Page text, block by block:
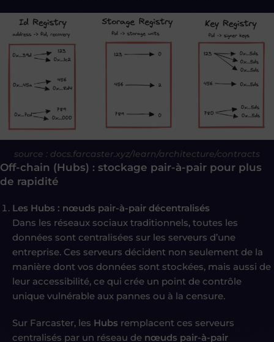
source : docs.farcaster.xyz/learn/architecture/contracts
Off-chain (Hubs) : stockage pair-à-pair pour plus
de rapidité
Les Hubs : nœuds pair-à-pair décentralisés
Dans les réseaux sociaux traditionnels, toutes les
données sont centralisées sur les serveurs d’une
entreprise. Ces serveurs décident non seulement de la
manière dont vos données sont stockées, mais aussi de
leur accessibilité, ce qui crée un point de contrôle
unique vulnérable aux pannes ou à la censure.
Sur Farcaster, les Hubs remplacent ces serveurs
centralisés par un réseau de nœuds pair-à-pair